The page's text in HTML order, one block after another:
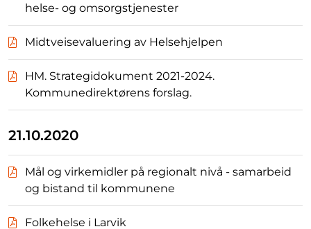
helse- og omsorgstjenester
Midtveisevaluering av Helsehjelpen
HM. Strategidokument 2021-2024.
Kommunedirektørens forslag.
21.10.2020
Mål og virkemidler på regionalt nivå - samarbeid
og bistand til kommunene
Folkehelse i Larvik